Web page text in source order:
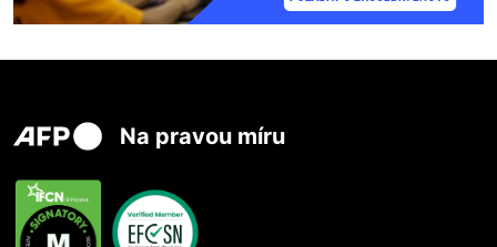
Na pravou míru